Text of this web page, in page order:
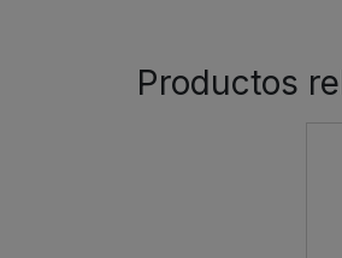
Productos